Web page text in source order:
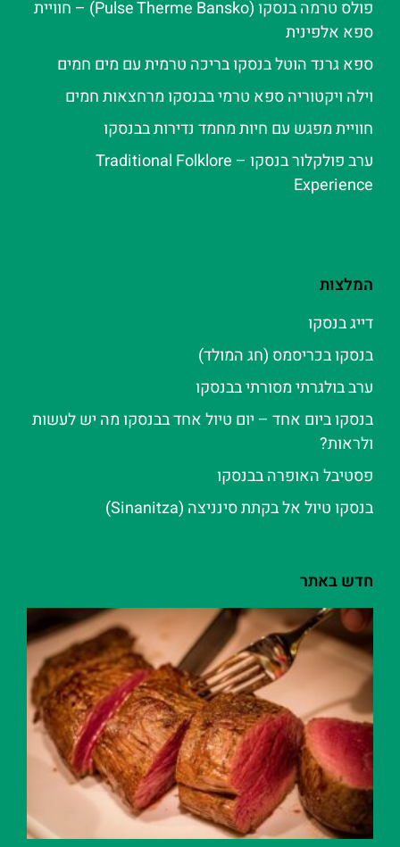
פולס טרמה בנסקו (Pulse Therme Bansko) – חוויית
ספא אלפינית
ספא גרנד הוטל בנסקו בריכה טרמית עם מים חמים
וילה ויקטוריה ספא טרמי בבנסקו מרחצאות חמים
חוויית מפגש עם חיות מחמד נדירות בבנסקו
ערב פולקלור בנסקו – Traditional Folklore
Experience
המלצות
דייג בנסקו
בנסקו בכריסמס (חג המולד)
ערב בולגרתי מסורתי בבנסקו
בנסקו ביום אחד – יום טיול אחד בבנסקו מה יש לעשות
ולראות?
פסטיבל האופרה בבנסקו
בנסקו טיול אל בקתת סינניצה (Sinanitza)
חדש באתר